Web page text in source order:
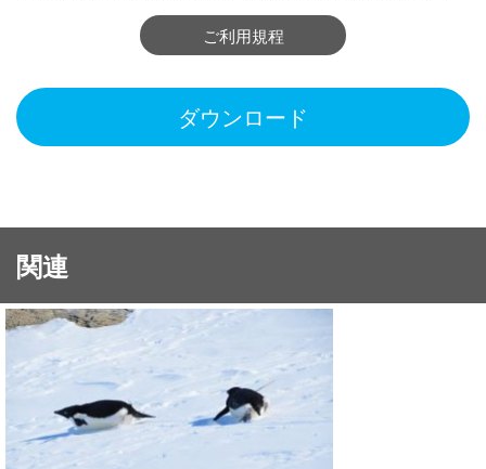
ご利用規程
ダウンロード
関連